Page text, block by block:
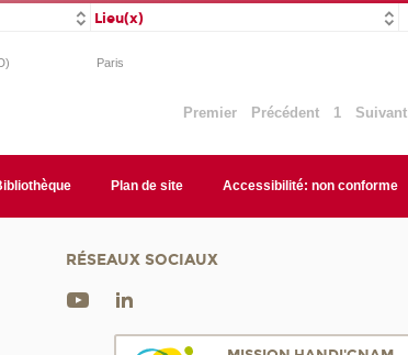
Lieu(x)
Paris
Premier Précédent 1 Suivant
Plan de site Accessibilité: non conforme
RÉSEAUX SOCIAUX